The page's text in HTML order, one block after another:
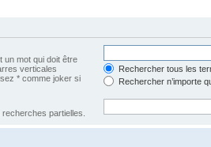
un mot qui doit être
verticales
* comme joker si
Rechercher tous les
Rechercher n’importe
partielles.